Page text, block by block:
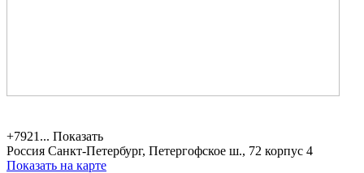
+7921... Показать
Россия Санкт-Петербург, Петергофское ш., 72 корпус 4
Показать на карте